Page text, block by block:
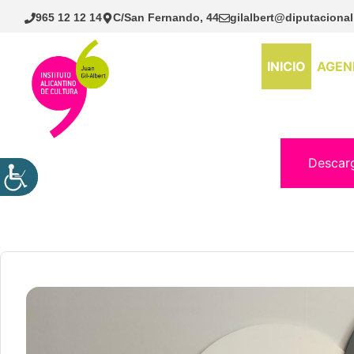
Saltar
965 12 12 14 C/San Fernando, 44
INICIO